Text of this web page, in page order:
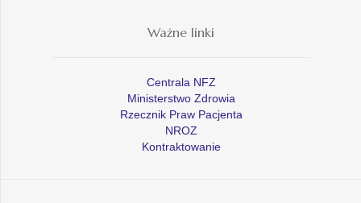
Ważne linki
Centrala NFZ
Ministerstwo Zdrowia
Rzecznik Praw Pacjenta
NROZ
Kontraktowanie